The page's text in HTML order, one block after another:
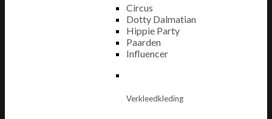
Circus
Dotty Dalmatian
Hippie Party
Paarden
Influencer
Verkleedkleding